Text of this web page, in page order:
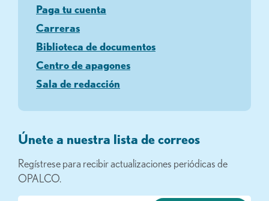
Paga tu cuenta
Carreras
Biblioteca de documentos
Centro de apagones
Sala de redacción
Únete a nuestra lista de correos
Regístrese para recibir actualizaciones periódicas de
OPALCO.